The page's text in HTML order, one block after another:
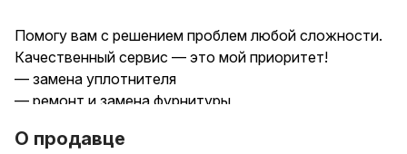
Помогу вам с решением проблем любой сложности.
Качественный сервис — это мой приоритет!
— замена уплотнителя
— ремонт и замена фурнитуры
— установка детской защиты
О продавце